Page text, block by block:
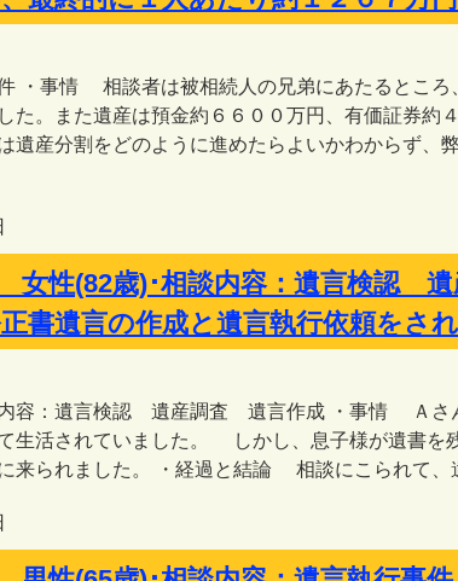
・事情 相談者は被相続人の兄弟にあたるところ
た。また遺産は預金約６６００万円、有価証券約
遺産分割をどのように進めたらよいかわからず、
女性(82歳)･相談内容：遺言検認
書遺言の作成と遺言執行依頼をさ
容：遺言検認 遺産調査 遺言作成 ・事情 Ａさ
生活されていました。 しかし、息子様が遺書を
来られました。 ・経過と結論 相談にこられて、